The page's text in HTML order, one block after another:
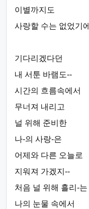
이별까지도
사랑할 수는 없었기에
기다리겠다던
내 서툰 바램도--
시간의 흐름속에서
무너져 내리고
널 위해 준비한
나-의 사랑-은
어제와 다른 오늘로
지워져 가겠지--
처음 널 위해 흘리-는
나의 눈물 속에서